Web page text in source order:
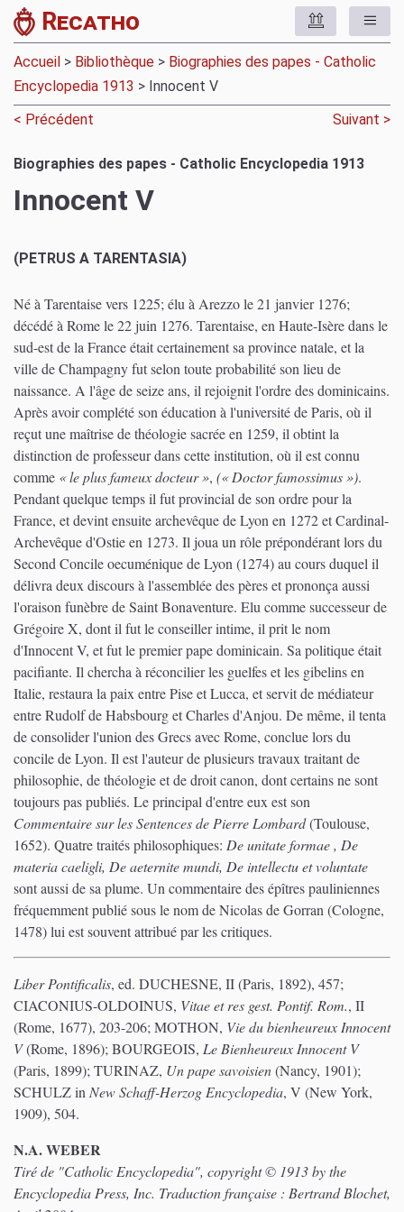
Recatho
Accueil > Bibliothèque > Biographies des papes - Catholic
Encyclopedia 1913 > Innocent V
< Précédent
Suivant >
Biographies des papes - Catholic Encyclopedia 1913
Innocent V
(PETRUS A TARENTASIA)
Né à Tarentaise vers 1225; élu à Arezzo le 21 janvier 1276;
décédé à Rome le 22 juin 1276. Tarentaise, en Haute-Isère dans le
sud-est de la France était certainement sa province natale, et la
ville de Champagny fut selon toute probabilité son lieu de
naissance. A l'âge de seize ans, il rejoignit l'ordre des dominicains.
Après avoir complété son éducation à l'université de Paris, où il
reçut une maîtrise de théologie sacrée en 1259, il obtint la
distinction de professeur dans cette institution, où il est connu
comme « le plus fameux docteur », (« Doctor famossimus »).
Pendant quelque temps il fut provincial de son ordre pour la
France, et devint ensuite archevêque de Lyon en 1272 et Cardinal-
Archevêque d'Ostie en 1273. Il joua un rôle prépondérant lors du
Second Concile oecuménique de Lyon (1274) au cours duquel il
délivra deux discours à l'assemblée des pères et prononça aussi
l'oraison funèbre de Saint Bonaventure. Elu comme successeur de
Grégoire X, dont il fut le conseiller intime, il prit le nom
d'Innocent V, et fut le premier pape dominicain. Sa politique était
pacifiante. Il chercha à réconcilier les guelfes et les gibelins en
Italie, restaura la paix entre Pise et Lucca, et servit de médiateur
entre Rudolf de Habsbourg et Charles d'Anjou. De même, il tenta
de consolider l'union des Grecs avec Rome, conclue lors du
concile de Lyon. Il est l'auteur de plusieurs travaux traitant de
philosophie, de théologie et de droit canon, dont certains ne sont
toujours pas publiés. Le principal d'entre eux est son
Commentaire sur les Sentences de Pierre Lombard(Toulouse,
1652). Quatre traités philosophiques: De unitate formae , De
materia caeligli, De aeternite mundi, De intellectu et voluntate
sont aussi de sa plume. Un commentaire des épîtres pauliniennes
fréquemment publié sous le nom de Nicolas de Gorran (Cologne,
1478) lui est souvent attribué par les critiques.
Liber Pontificalis, ed. DUCHESNE, II (Paris, 1892), 457;
CIACONIUS-OLDOINUS, Vitae et res gest. Pontif. Rom., II
(Rome, 1677), 203-206; MOTHON, Vie du bienheureux Innocent
V(Rome, 1896); BOURGEOIS, Le Bienheureux Innocent V
(Paris, 1899); TURINAZ, Un pape savoisien(Nancy, 1901);
SCHULZ in New Schaff-Herzog Encyclopedia, V (New York,
1909), 504.
N.A. WEBER
Tiré de "Catholic Encyclopedia", copyright © 1913 by the
Encyclopedia Press, Inc. Traduction française : Bertrand Blochet,